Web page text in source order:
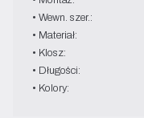
• Wewn. szer.:
• Materiał:
• Klosz:
• Długości:
• Kolory: